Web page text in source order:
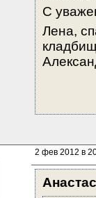
С
Лена,
2 фев 2012 в